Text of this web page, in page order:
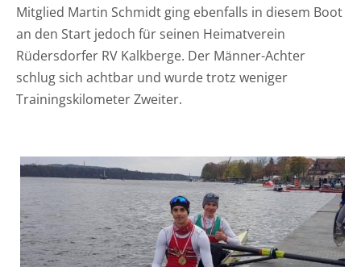
Mitglied Martin Schmidt ging ebenfalls in diesem Boot
an den Start jedoch für seinen Heimatverein
Rüdersdorfer RV Kalkberge. Der Männer-Achter
schlug sich achtbar und wurde trotz weniger
Trainingskilometer Zweiter.